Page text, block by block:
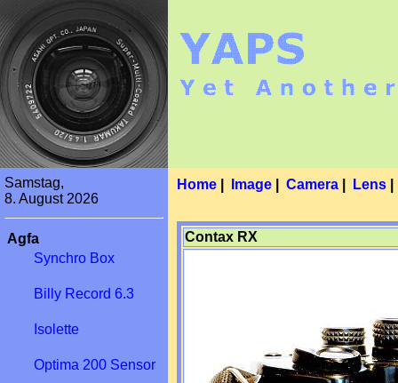
Samstag,
8. August 2026
Agfa
Synchro Box
Billy Record 6.3
Isolette
Optima 200 Sensor
Home Image Camera Lens
Contax RX